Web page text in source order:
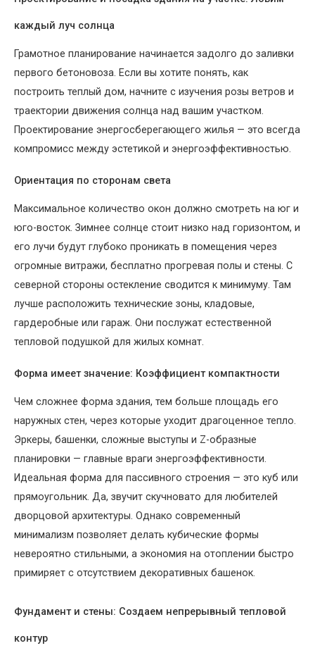
каждый луч солнца
Грамотное планирование начинается задолго до заливки
первого бетоновоза. Если вы хотите понять, как
построить теплый дом, начните с изучения розы ветров и
траектории движения солнца над вашим участком.
Проектирование энергосберегающего жилья — это всегда
компромисс между эстетикой и энергоэффективностью.
Ориентация по сторонам света
Максимальное количество окон должно смотреть на юг и
юго-восток. Зимнее солнце стоит низко над горизонтом, и
его лучи будут глубоко проникать в помещения через
огромные витражи, бесплатно прогревая полы и стены. С
северной стороны остекление сводится к минимуму. Там
лучше расположить технические зоны, кладовые,
гардеробные или гараж. Они послужат естественной
тепловой подушкой для жилых комнат.
Форма имеет значение: Коэффициент компактности
Чем сложнее форма здания, тем больше площадь его
наружных стен, через которые уходит драгоценное тепло.
Эркеры, башенки, сложные выступы и Z-образные
планировки — главные враги энергоэффективности.
Идеальная форма для пассивного строения — это куб или
прямоугольник. Да, звучит скучновато для любителей
дворцовой архитектуры. Однако современный
минимализм позволяет делать кубические формы
невероятно стильными, а экономия на отоплении быстро
примиряет с отсутствием декоративных башенок.
Фундамент и стены: Создаем непрерывный тепловой
контур